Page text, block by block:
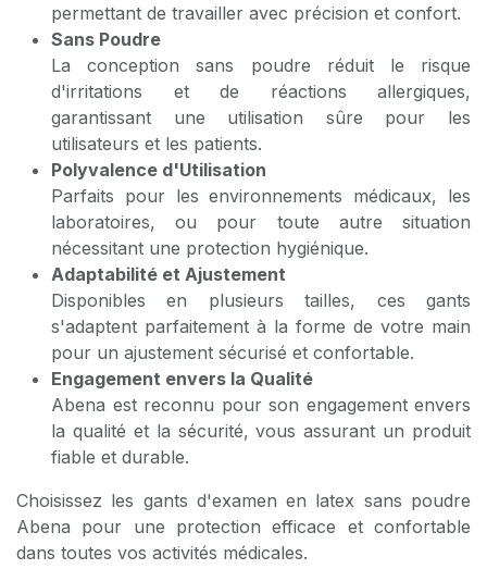
permettant de travailler avec précision et confort.
Sans Poudre
La conception sans poudre réduit le risque
d'irritations et de réactions allergiques,
garantissant une utilisation sûre pour les
utilisateurs et les patients.
Polyvalence d'Utilisation
Parfaits pour les environnements médicaux, les
laboratoires, ou pour toute autre situation
nécessitant une protection hygiénique.
Adaptabilité et Ajustement
Disponibles en plusieurs tailles, ces gants
s'adaptent parfaitement à la forme de votre main
pour un ajustement sécurisé et confortable.
Engagement envers la Qualité
Abena est reconnu pour son engagement envers
la qualité et la sécurité, vous assurant un produit
fiable et durable.
Choisissez les gants d'examen en latex sans poudre
Abena pour une protection efficace et confortable
dans toutes vos activités médicales.